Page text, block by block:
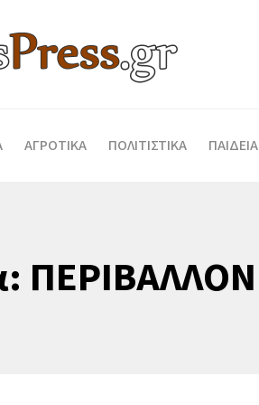
ΑΓΡΟΤΙΚΑ ΠΟΛΙΤΙΣΤΙΚΑ ΠΑΙΔΕΙΑ
ΠΕΡΙΒΑΛΛΟΝ